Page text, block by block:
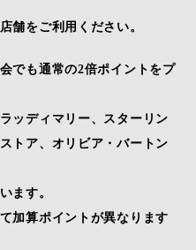
舗をご利用ください。
でも通常の2倍ポイントをプ
ッディマリー、スターリン
トア、オリビア・バートン
ます。
加算ポイントが異なります